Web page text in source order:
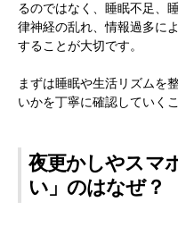
るのではなく、睡眠不足、
律神経の乱れ、情報過多に
することが大切です。
まずは睡眠や生活リズムを
いかを丁寧に確認していく
夜更かしやスマ
い」のはなぜ？